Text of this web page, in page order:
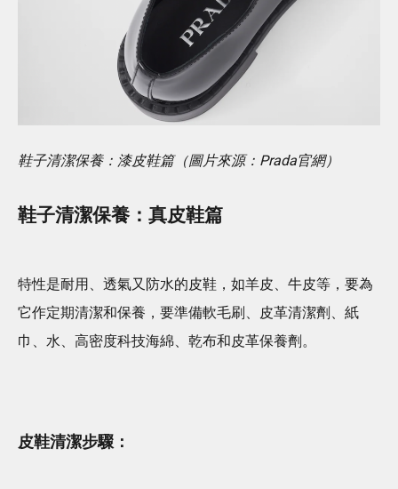
鞋子清潔保養：漆皮鞋篇（圖片來源：Prada官網）
鞋子清潔保養：真皮鞋篇
特性是耐用、透氣又防水的皮鞋，如羊皮、牛皮等，要為
它作定期清潔和保養，要準備軟毛刷、皮革清潔劑、紙
巾、水、高密度科技海綿、乾布和皮革保養劑。
皮鞋清潔步驟：